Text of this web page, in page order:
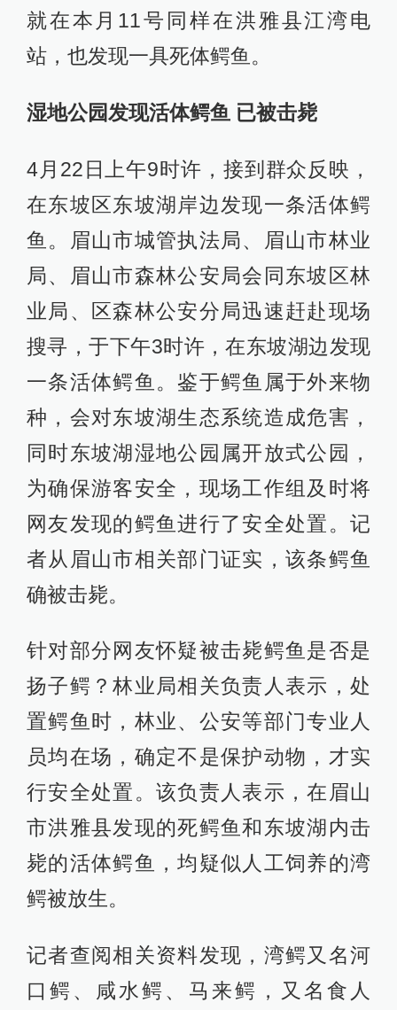
就在本月11号同样在洪雅县江湾电
站，也发现一具死体鳄鱼。
湿地公园发现活体鳄鱼 已被击毙
4月22日上午9时许，接到群众反映，
在东坡区东坡湖岸边发现一条活体鳄
鱼。眉山市城管执法局、眉山市林业
局、眉山市森林公安局会同东坡区林
业局、区森林公安分局迅速赶赴现场
搜寻，于下午3时许，在东坡湖边发现
一条活体鳄鱼。鉴于鳄鱼属于外来物
种，会对东坡湖生态系统造成危害，
同时东坡湖湿地公园属开放式公园，
为确保游客安全，现场工作组及时将
网友发现的鳄鱼进行了安全处置。记
者从眉山市相关部门证实，该条鳄鱼
确被击毙。
针对部分网友怀疑被击毙鳄鱼是否是
扬子鳄？林业局相关负责人表示，处
置鳄鱼时，林业、公安等部门专业人
员均在场，确定不是保护动物，才实
行安全处置。该负责人表示，在眉山
市洪雅县发现的死鳄鱼和东坡湖内击
毙的活体鳄鱼，均疑似人工饲养的湾
鳄被放生。
记者查阅相关资料发现，湾鳄又名河
口鳄、咸水鳄、马来鳄，又名食人